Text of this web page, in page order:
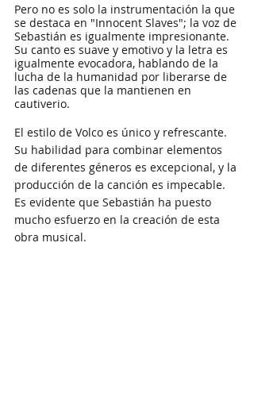
Pero no es solo la instrumentación la que
se destaca en "Innocent Slaves"; la voz de
Sebastián es igualmente impresionante.
Su canto es suave y emotivo y la letra es
igualmente evocadora, hablando de la
lucha de la humanidad por liberarse de
las cadenas que la mantienen en
cautiverio.
El estilo de Volco es único y refrescante.
Su habilidad para combinar elementos
de diferentes géneros es excepcional, y la
producción de la canción es impecable.
Es evidente que Sebastián ha puesto
mucho esfuerzo en la creación de esta
obra musical.